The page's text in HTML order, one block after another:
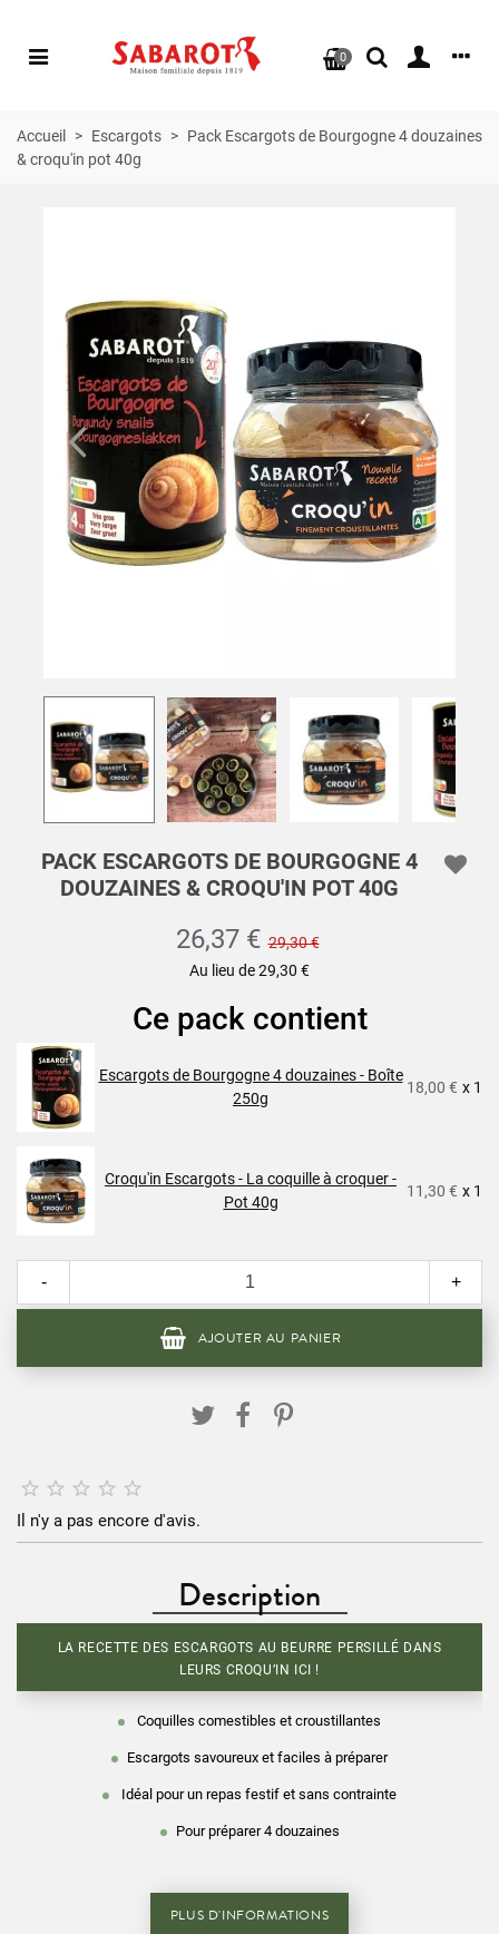
0
Accueil > Escargots > Pack Escargots de Bourgogne 4 douzaines
& croqu'in pot 40g
PACK ESCARGOTS DE BOURGOGNE 4
DOUZAINES & CROQU'IN POT 40G
26,37 € 29,30 €
Au lieu de 29,30 €
Ce pack contient
Escargots de Bourgogne 4 douzaines - Boîte
250g
18,00 € x 1
Croqu'in Escargots - La coquille à croquer -
Pot 40g
11,30 € x 1
- +
AJOUTER AU PANIER
    
Il n'y a pas encore d'avis.
Description
LA RECETTE DES ESCARGOTS AU BEURRE PERSILLÉ DANS
LEURS CROQU’IN ICI !
Coquilles comestibles et croustillantes
Escargots savoureux et faciles à préparer
Idéal pour un repas festif et sans contrainte
Pour préparer 4 douzaines
PLUS D'INFORMATIONS